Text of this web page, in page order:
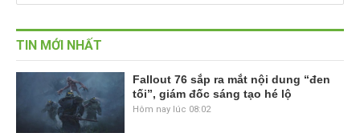
TIN MỚI NHẤT
Fallout 76 sắp ra mắt nội dung “đen
tối”, giám đốc sáng tạo hé lộ
Hôm nay lúc 08:02